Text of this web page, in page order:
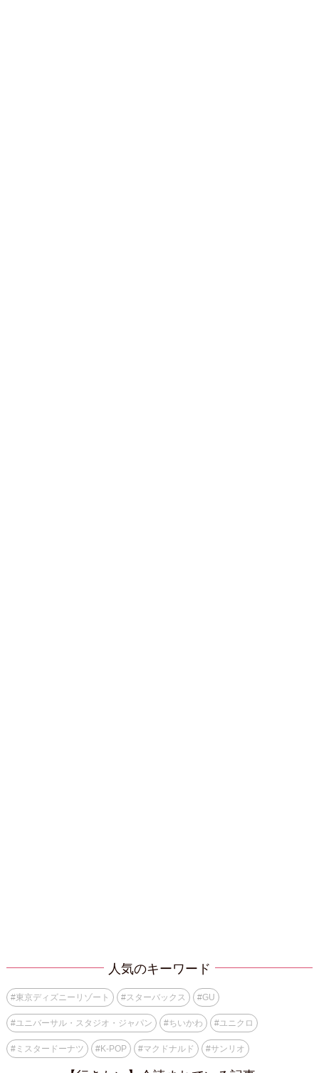
人気のキーワード
#東京ディズニーリゾート #スターバックス #GU
#ユニバーサル・スタジオ・ジャパン #ちいかわ #ユニクロ
#ミスタードーナツ #K-POP #マクドナルド #サンリオ